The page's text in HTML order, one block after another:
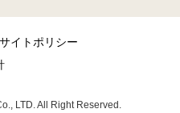
サイトポリシー
LTD. All Right Reserved.